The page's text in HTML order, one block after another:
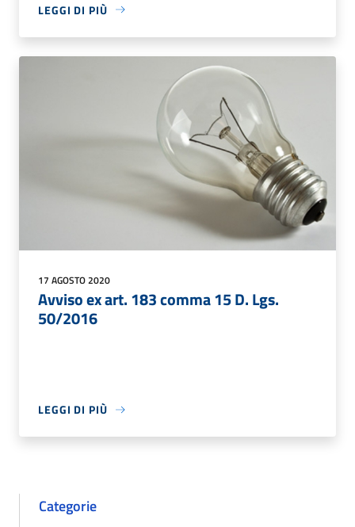
LEGGI DI PIÙ
17 AGOSTO 2020
Avviso ex art. 183 comma 15 D. Lgs.
50/2016
LEGGI DI PIÙ
Categorie